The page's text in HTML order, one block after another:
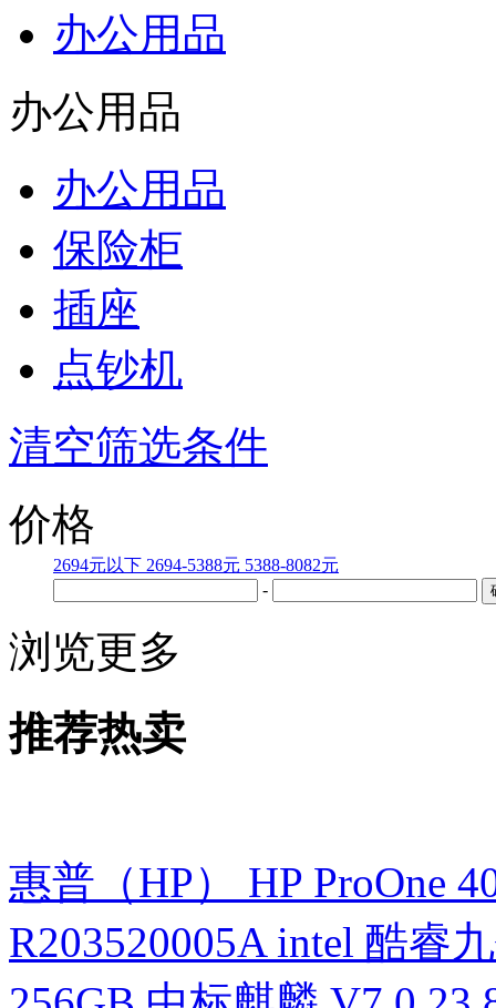
办公用品
办公用品
办公用品
保险柜
插座
点钞机
清空筛选条件
价格
2694元以下 2694-5388元 5388-8082元
-
浏览更多
推荐热卖
惠普（HP） HP ProOne
R203520005A intel 酷睿